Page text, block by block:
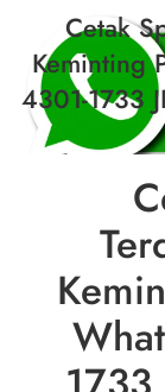
Cetak
Keminting
4301-1733